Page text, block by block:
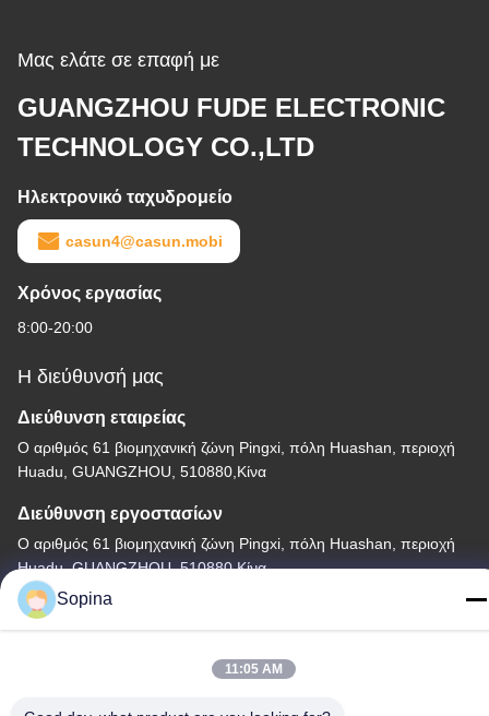
Μας ελάτε σε επαφή με
GUANGZHOU FUDE ELECTRONIC
TECHNOLOGY CO.,LTD
Ηλεκτρονικό ταχυδρομείο
casun4@casun.mobi
Χρόνος εργασίας
8:00-20:00
Η διεύθυνσή μας
Διεύθυνση εταιρείας
Ο αριθμός 61 βιομηχανική ζώνη Pingxi, πόλη Huashan, περιοχή
Huadu, GUANGZHOU, 510880,Κίνα
Διεύθυνση εργοστασίων
Ο αριθμός 61 βιομηχανική ζώνη Pingxi, πόλη Huashan, περιοχή
Huadu, GUANGZHOU, 510880,Κίνα
Τηλ.
Sopina
11:05 AM